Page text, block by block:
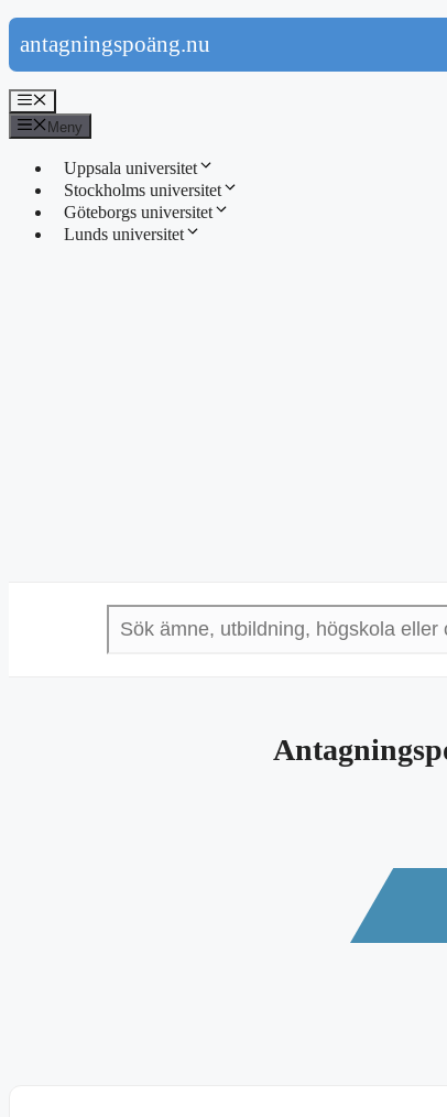
Hoppa
till
innehåll
antagningspoäng.nu
Meny
Meny
Uppsala universitet
Stockholms universitet
Göteborgs universitet
Lunds universitet